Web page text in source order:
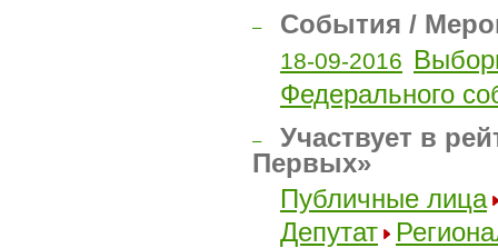
– События /
18-09-2016
Федерального
–
Участвует в
Первых»
Публичные лица
Депутат